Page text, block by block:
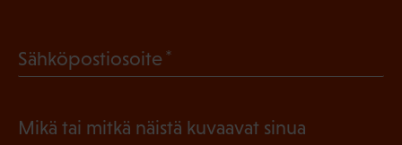
l
n
k
l
Sähköpostiosoite
Mikä tai mitkä näistä kuvaavat sinua